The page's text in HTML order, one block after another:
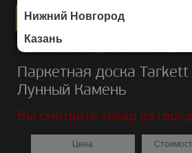
Нижний Новгород
Казань
Каталог/Паркетная доска/Tarkett/SALSA
Паркетная доска Tarkett
Лунный Камень
Вы смотрите товар из
Цена